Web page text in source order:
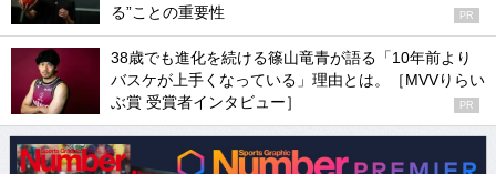
る”ことの重要性
PR
38歳でも進化を続ける篠山竜青が語る「10年前より
バスケが上手くなっている」理由とは。［MVVりらい
ぶ賞 受賞者インタビュー］
PR